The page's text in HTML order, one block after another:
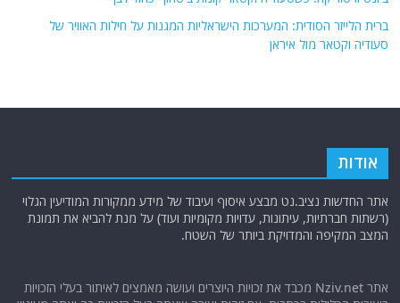
ברית הלייזר הסודית: המערכות הישראליות המגנות על חילות האוויר של
סעודיה וקטאר מול איראן
אודות
אתר החדשות נציב.נט מבצע איסוף ועיבוד של מידע ממקורות המודיעין הגלוי
(רשתות חברתיות, עיתונות, עדויות מקומיות ועוד) על מנת להביא את תמונת
המצב המקיפה והמדויקת ביותר של השטח.
אתר Nziv.net מכבד את זכויות היוצרים ועושה מאמצים לאיתור בעלי הזכויות